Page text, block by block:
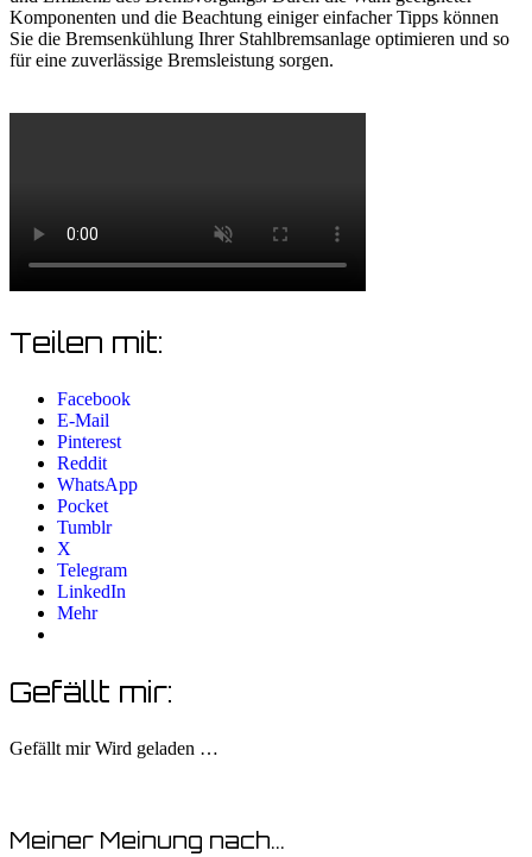
Komponenten und die Beachtung einiger einfacher Tipps können
Sie die Bremsenkühlung Ihrer Stahlbremsanlage optimieren und so
für eine zuverlässige Bremsleistung sorgen.
Teilen mit:
Facebook
E-Mail
Pinterest
Reddit
WhatsApp
Pocket
Tumblr
X
Telegram
LinkedIn
Mehr
Gefällt mir:
Gefällt mir Wird geladen …
Meiner Meinung nach...